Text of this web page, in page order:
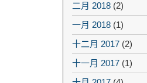
二月 2018 (2)
一月 2018 (1)
十二月 2017 (2)
十一月 2017 (1)